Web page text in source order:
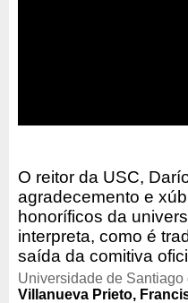
O reitor da USC,
agradecemento e
honoríficos da
interpreta, como é
saída da comitiva
Universidade de Santiago
Villanueva Prieto,